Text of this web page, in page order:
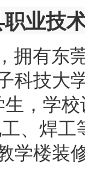
业技
拥有东
科技大
，学
、焊
学楼装